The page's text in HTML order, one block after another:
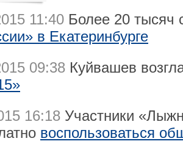
11:40 Более 20 тысяч
в Екатеринбурге
09:38 Куйвашев
16:18 Участники
воспользоваться